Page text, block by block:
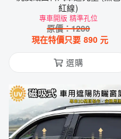
紅線)
專車開版 精準孔位
原價：1280
現在特價只要 890 元
選購